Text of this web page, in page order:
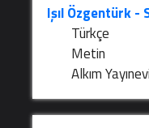
Işıl Özgentürk -
Türkçe
Metin
Alkım Yayınevi